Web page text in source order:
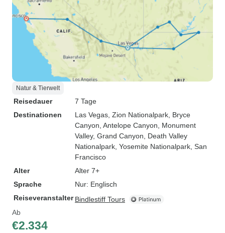
Natur & Tierwelt
Reisedauer
7 Tage
Destinationen
Las Vegas , Zion Nationalpark , Bryce
Canyon , Antelope Canyon , Monument
Valley, Grand Canyon , Death Valley
Nationalpark , Yosemite Nationalpark , San
Francisco
Alter
Alter 7+
Sprache
Nur: Englisch
Reiseveranstalter Bindlestiff Tours
Ab
€2.334